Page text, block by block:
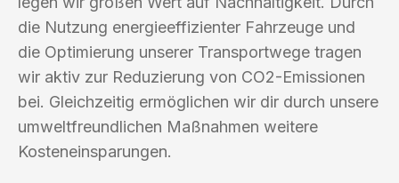
die Nutzung energieeffizienter Fahrzeuge und
die Optimierung unserer Transportwege tragen
wir aktiv zur Reduzierung von CO2-Emissionen
bei. Gleichzeitig ermöglichen wir dir durch unsere
umweltfreundlichen Maßnahmen weitere
Kosteneinsparungen.